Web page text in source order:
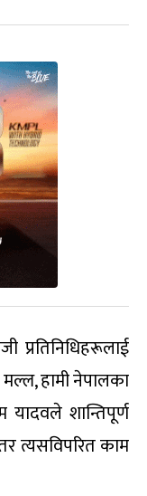
हामी नेपालका
शान्तिपूर्ण
त्यसविपरित काम